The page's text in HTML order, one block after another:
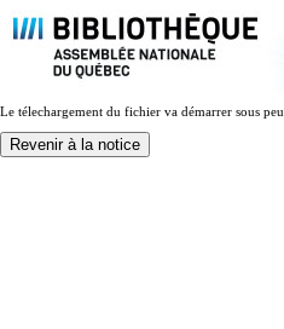
Le télechargement du fichier va démarrer sous peu.